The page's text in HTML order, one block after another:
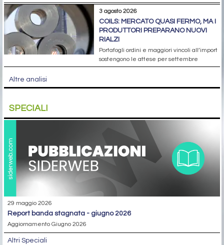
3 agosto 2026
COILS: MERCATO QUASI FERMO, MA I
PRODUTTORI PREPARANO NUOVI
RIALZI
Portafogli ordini e maggiori vincoli all’import
sostengono le attese per settembre
Altre analisi
SPECIALI
29 maggio 2026
report banda stagnata - giugno 2026
Aggiornamento Giugno 2026
Altri Speciali